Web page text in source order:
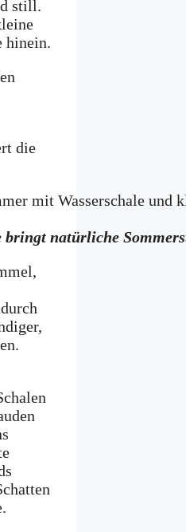
still.
hinein.
die
bringt natürliche